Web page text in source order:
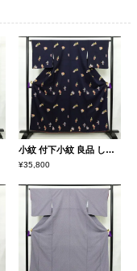
小紋 付下小紋 良品 しつけ糸付き 正絹 人物・動物柄 袷仕立て 身丈157cm 裄丈64cm 箔 金彩 着物 青・紺
¥35,800